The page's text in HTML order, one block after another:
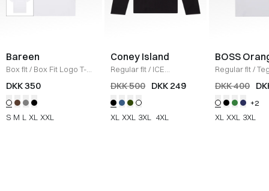
Bareen
Box fit/ Box Fit Logo T-
shirt /WHITE
DKK 350
S M L XL XXL
Coney Island
Regular fit/ ICE
Sweatshirt
/BLACK
DKK 500 DKK 249
XL XXL 3XL 4XL
BOSS
Regular fit/
Shirt
HVID
DKK 400
+2
XL XXL 3XL